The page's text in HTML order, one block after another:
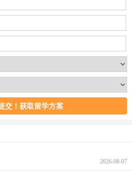
2026-08-07